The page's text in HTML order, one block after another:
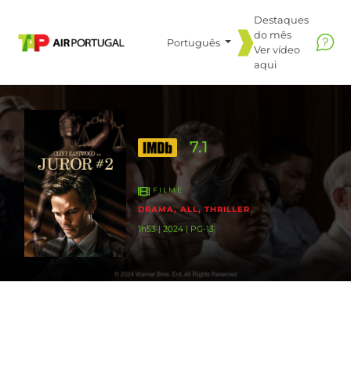
Português
Destaques
do mês
Ver vídeo
aqui
7.1
FILME
DRAMA, ALL, THRILLER
1h53 | 2024 | PG-13